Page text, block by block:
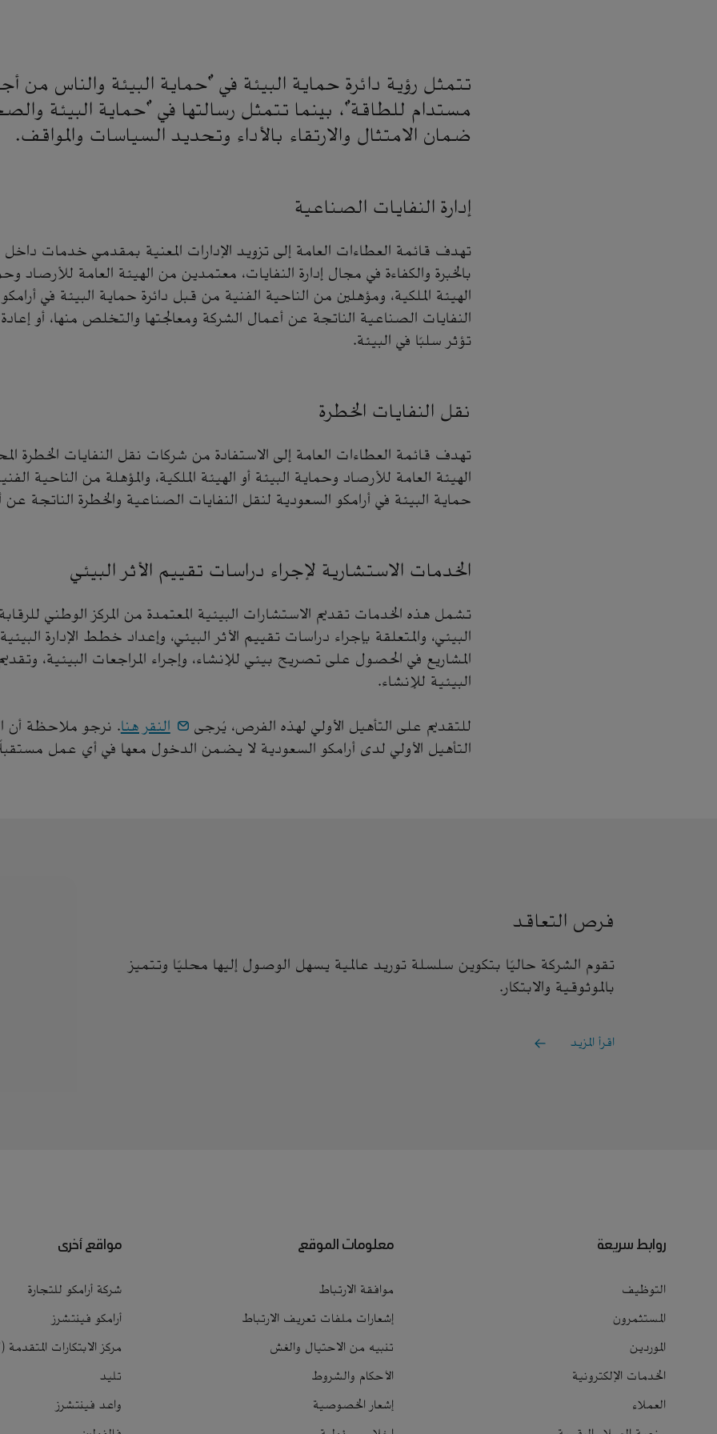
تتمثل رؤية دائرة حماية البيئة في "حماية البيئة والناس من
مستدام للطاقة"، بينما تتمثل رسالتها في "حماية البيئة
ضمان الامتثال والارتقاء بالأداء وتحديد السياسات والمواقف.
إدارة النفايات الصناعية
تهدف قائمة العطاءات العامة إلى تزويد الإدارات المعنية بمقدمي خدمات داخل
بالخبرة والكفاءة في مجال إدارة النفايات، معتمدين من الهيئة العامة للأرصاد
الهيئة الملكية، ومؤهلين من الناحية الفنية من قبل دائرة حماية البيئة في أرامكو
النفايات الصناعية الناتجة عن أعمال الشركة ومعالجتها والتخلص منها، أو
تؤثر سلبًا في البيئة.
نقل النفايات الخطرة
تهدف قائمة العطاءات العامة إلى الاستفادة من شركات نقل النفايات الخطرة
الهيئة العامة للأرصاد وحماية البيئة أو الهيئة الملكية، والمؤهلة من الناحية
حماية البيئة في أرامكو السعودية لنقل النفايات الصناعية والخطرة الناتجة
الخدمات الاستشارية لإجراء دراسات تقييم الأثر البيئي
تشمل هذه الخدمات تقديم الاستشارات البيئية المعتمدة من المركز الوطني
البيئي، والمتعلقة بإجراء دراسات تقييم الأثر البيئي، وإعداد خطط الإدارة
المشاريع في الحصول على تصريح بيئي للإنشاء، وإجراء المراجعات البيئية،
البيئية للإنشاء.
للتقديم على التأهيل الأولي لهذه الفرص، يُرجى النقر هنا. نرجو ملاحظة أن
التأهيل الأولي لدى أرامكو السعودية لا يضمن الدخول معها في أي عمل
فرص التعاقد
تقوم الشركة حاليًا بتكوين سلسلة توريد عالمية يسهل الوصول إليها محليًا وتتميز
بالموثوقية والابتكار.
اقرأ المزيد
روابط سريعة
التوظيف
المستثمرون
الموردين
الخدمات الإلكترونية
العملاء
معلومات الموقع
موافقة الارتباط
إشعارات ملفات تعريف الارتباط
تنبيه من الاحتيال والغش
الأحكام والشروط
إشعار الخصوصية
مواقع أخرى
شركة أرامكو للتجارة
أرامكو فينتشرز
مركز الابتكارات المتقدمة (LAB7)
تليد
واعد فينتشرز